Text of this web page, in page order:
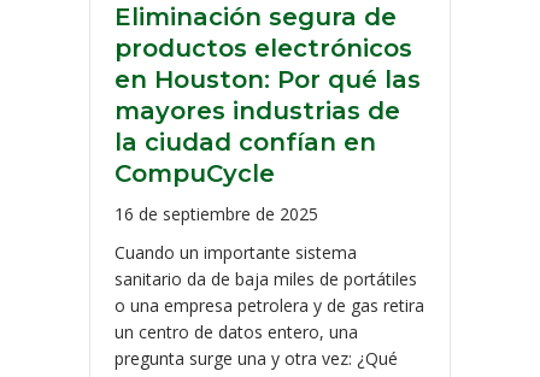
Eliminación segura de
productos electrónicos
en Houston: Por qué las
mayores industrias de
la ciudad confían en
CompuCycle
16 de septiembre de 2025
Cuando un importante sistema
sanitario da de baja miles de portátiles
o una empresa petrolera y de gas retira
un centro de datos entero, una
pregunta surge una y otra vez: ¿Qué